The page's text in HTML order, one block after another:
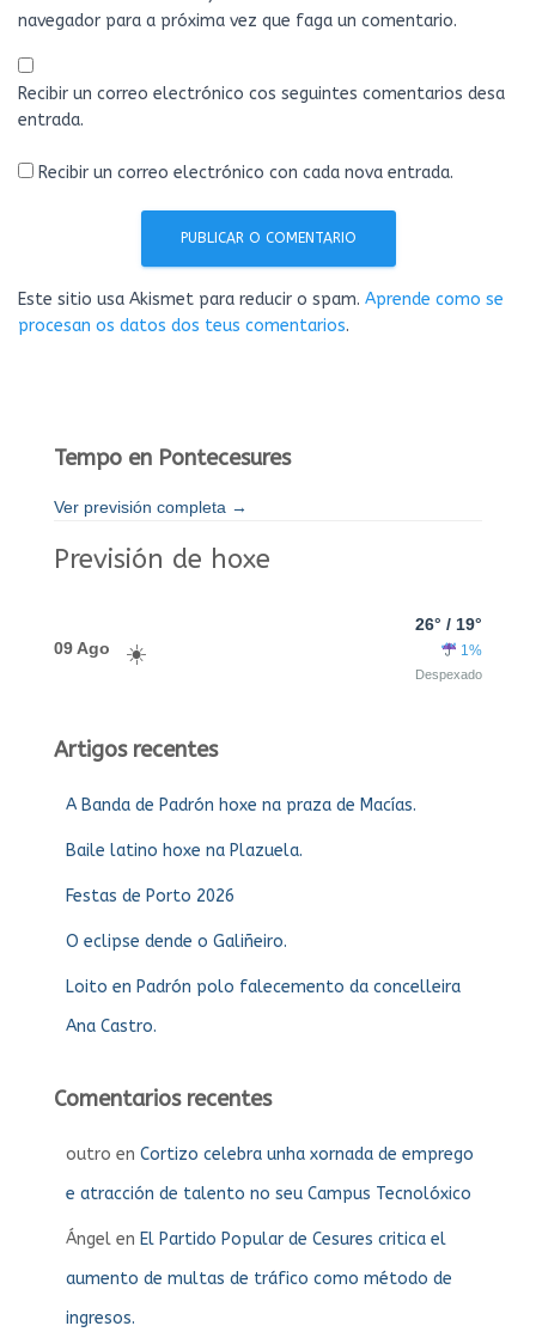
navegador para a próxima vez que faga un comentario.
Recibir un correo electrónico cos seguintes comentarios desa
entrada.
Recibir un correo electrónico con cada nova entrada.
Este sitio usa Akismet para reducir o spam. Aprende como se
procesan os datos dos teus comentarios.
Tempo en Pontecesures
Ver previsión completa →
Previsión de hoxe
09 Ago
26° / 19°
1%
Despexado
Artigos recentes
A Banda de Padrón hoxe na praza de Macías.
Baile latino hoxe na Plazuela.
Festas de Porto 2026
O eclipse dende o Galiñeiro.
Loito en Padrón polo falecemento da concelleira
Ana Castro.
Comentarios recentes
outro en Cortizo celebra unha xornada de emprego
e atracción de talento no seu Campus Tecnolóxico
Ángel en El Partido Popular de Cesures critica el
aumento de multas de tráfico como método de
ingresos.